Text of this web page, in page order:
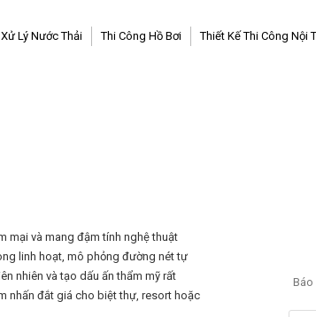
Xử Lý Nước Thải Thi Công Hồ Bơi Thiết Kế Thi Công Nội
mại và mang đậm tính nghệ thuật
linh hoạt, mô phỏng đường nét tự
nhiên và tạo dấu ấn thẩm mỹ rất
nhấn đắt giá cho biệt thự, resort hoặc
Báo